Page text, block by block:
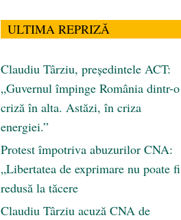
ULTIMA REPRIZĂ
Claudiu Târziu, președintele ACT:
„Guvernul împinge România dintr-o
criză în alta. Astăzi, în criza
energiei.”
Protest împotriva abuzurilor CNA:
„Libertatea de exprimare nu poate fi
redusă la tăcere
Claudiu Târziu acuză CNA de